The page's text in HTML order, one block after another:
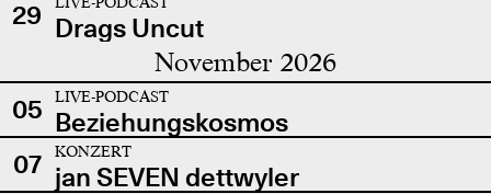
29 Drags Uncut
November 2026
05 LIVE-PODCAST
Beziehungskosmos
07
KONZERT
jan SEVEN dettwyler